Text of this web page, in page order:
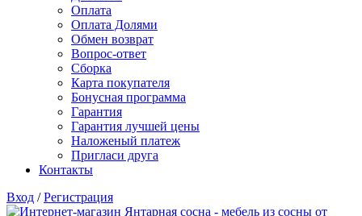
Оплата
Оплата Долями
Обмен возврат
Вопрос-ответ
Сборка
Карта покупателя
Бонусная программа
Гарантия
Гарантия лучшей цены
Наложеный платеж
Пригласи друга
Контакты
Вход / Регистрация